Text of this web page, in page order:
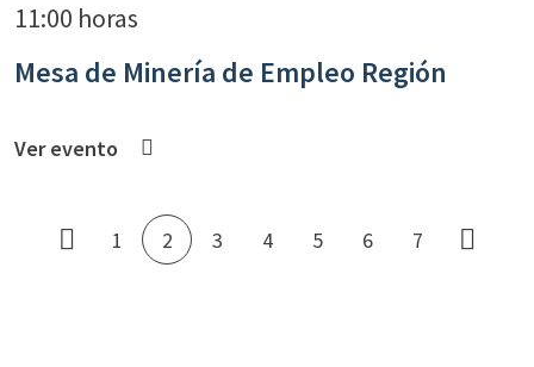
11:00 horas
Mesa de Minería de Empleo Región
Ver evento
1 2 3 4 5 6 7